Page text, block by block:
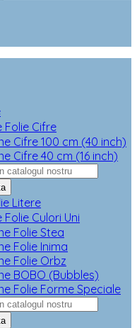
Folie Cifre
Cifre 100 cm (40 inch)
Cifre 40 cm (16 inch)
Litere
Folie Culori Uni
Folie Stea
Folie Inima
Folie Orbz
BOBO (Bubbles)
Folie Forme Speciale